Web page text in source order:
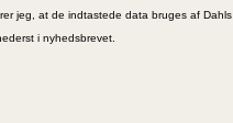
jeg, at de indtastede data bruges af
i nyhedsbrevet.